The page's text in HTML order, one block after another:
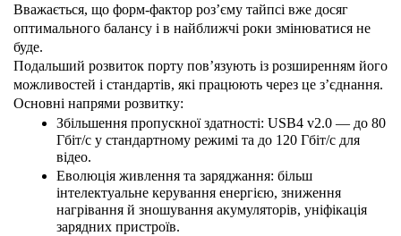
Вважається, що форм-фактор роз’єму тайпсі вже досяг
оптимального балансу і в найближчі роки змінюватися не
буде.
Подальший розвиток порту пов’язують із розширенням його
можливостей і стандартів, які працюють через це з’єднання.
Основні напрями розвитку:
Збільшення пропускної здатності: USB4 v2.0 — до 80
Гбіт/с у стандартному режимі та до 120 Гбіт/с для
відео.
Еволюція живлення та заряджання: більш
інтелектуальне керування енергією, зниження
нагрівання й зношування акумуляторів, уніфікація
зарядних пристроїв.